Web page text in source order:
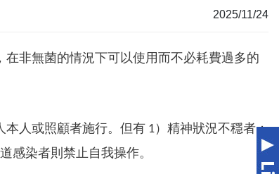
2025/11/24
非無菌的情況下可以使用而不必耗費過多的
人或照顧者施行。但有 1）精神狀況不穩者；
感染者則禁止自我操作。